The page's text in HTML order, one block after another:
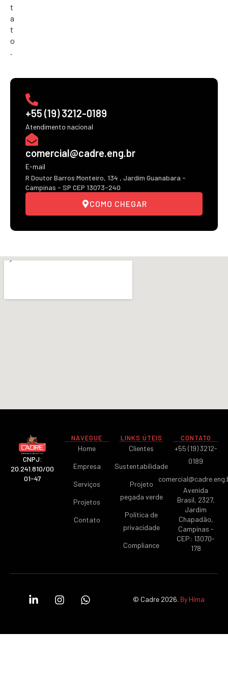
t
a
t
o
.
+55 (19) 3212-0189
Atendimento nacional
comercial@cadre.eng.br
E-mail
R Doutor Barros Monteiro, 134 , Jardim Guanabara -
Campinas - SP CEP 13073-240
COMO CHEGAR
CNPJ:
20.241.810/00
01-47
NAVEGUE
Home
Empresa
Serviços
Projetos
Contato
LINKS ÚTEIS
Clientes
Sustentabilidade
Projeto
pegada verde
Política de
privacidade
Compliance
CONTATO
+55 (19) 3212-
0189
Avenida
Brasil, 2327,
Jardim
Chapadão,
Campinas -
CEP: 13070-
178
© Cadre 2026. By Hima